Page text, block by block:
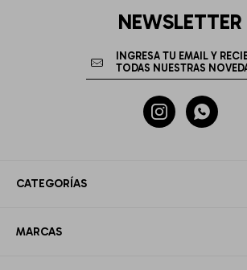
CATEGORÍAS
MARCAS
NEWSLETTER
 